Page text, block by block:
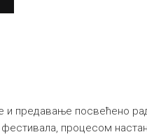
и предавање посвећено
процесом